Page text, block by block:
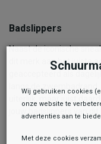
Badslippers
Naast de iconische
dit merk aan het juiste
langs de
Wij gebruiken cookies
onze website te
advertenties aan te
Met deze cookies